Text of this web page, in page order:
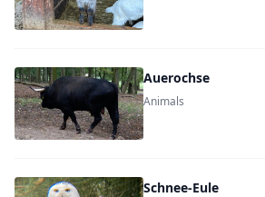
Auerochse
Animals
Schnee-Eule